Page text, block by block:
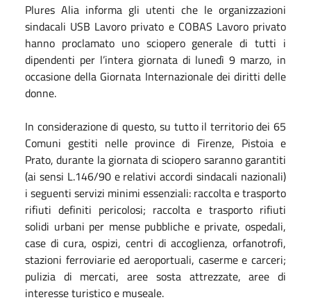
Plures Alia informa gli utenti che le organizzazioni
sindacali USB Lavoro privato e COBAS Lavoro privato
hanno proclamato uno sciopero generale di tutti i
dipendenti per l’intera giornata di lunedì 9 marzo, in
occasione della Giornata Internazionale dei diritti delle
donne.
In considerazione di questo, su tutto il territorio dei 65
Comuni gestiti nelle province di Firenze, Pistoia e
Prato, durante la giornata di sciopero saranno garantiti
(ai sensi L.146/90 e relativi accordi sindacali nazionali)
i seguenti servizi minimi essenziali: raccolta e trasporto
rifiuti definiti pericolosi; raccolta e trasporto rifiuti
solidi urbani per mense pubbliche e private, ospedali,
case di cura, ospizi, centri di accoglienza, orfanotrofi,
stazioni ferroviarie ed aeroportuali, caserme e carceri;
pulizia di mercati, aree sosta attrezzate, aree di
interesse turistico e museale.